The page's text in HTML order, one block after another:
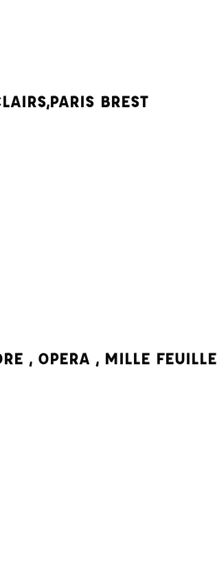
BREST
, OPERA , MILLE FEUILLE